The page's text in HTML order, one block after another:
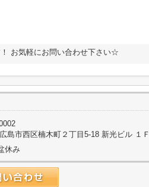
！ お気軽にお問い合わせ下さい☆
島市西区楠木町２丁目5-18 新光ビル １Ｆ
休み